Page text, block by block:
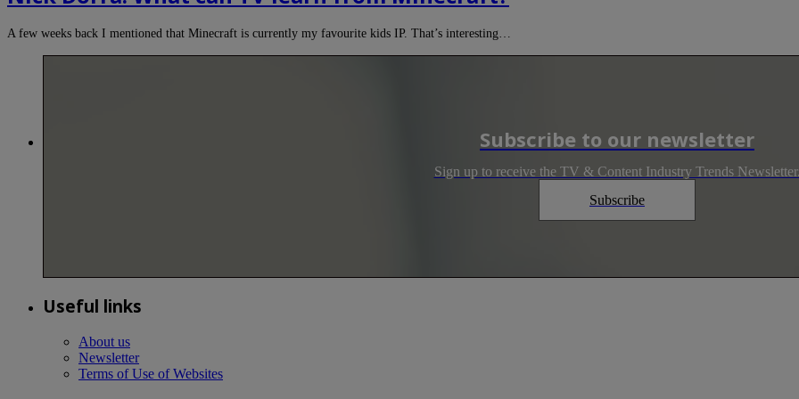
A few weeks back I mentioned that Minecraft is currently my favourite kids IP. That’s interesting…
Subscribe to our newsletter
Sign up to receive the TV & Content Industry Trends
Subscribe
Useful links
About us
Newsletter
Terms of Use of Websites